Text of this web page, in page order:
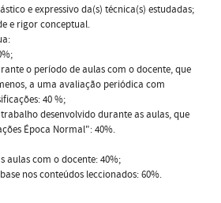
e expressivo da(s) técnica(s) estudadas;
e rigor conceptual.
o período de aulas com o docente, que
a uma avaliação periódica com
40 %;
desenvolvido durante as aulas, que
Época Normal": 40%.
aulas com o docente: 40%;
nos conteúdos leccionados: 60%.